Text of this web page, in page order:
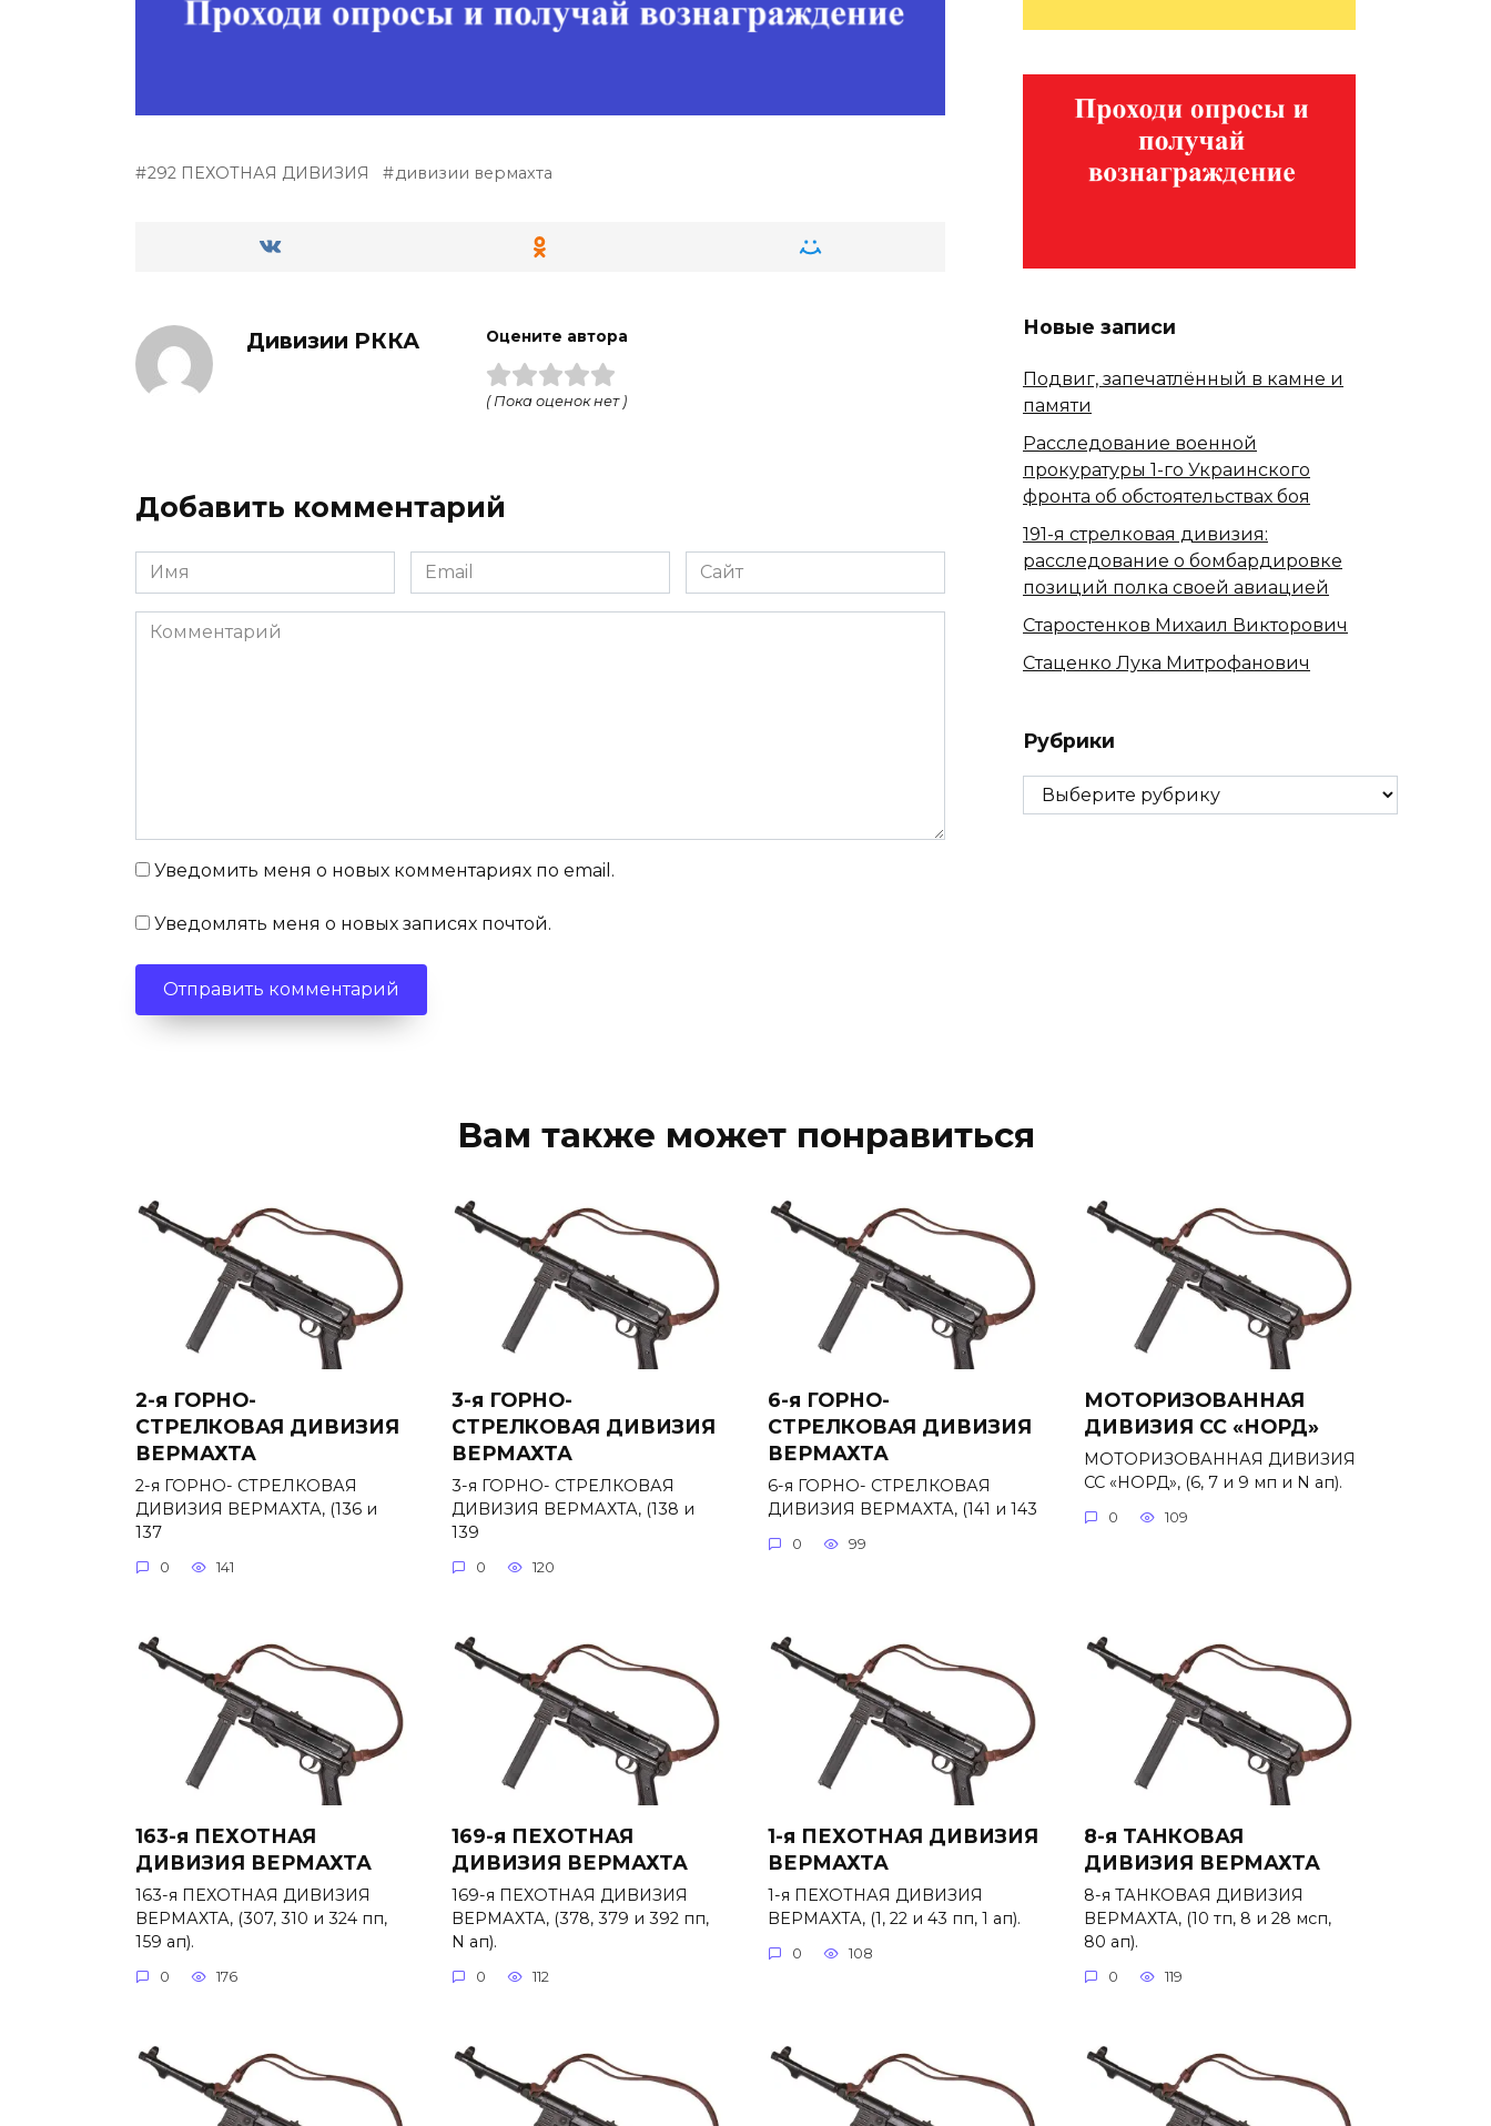
292 ПЕХОТНАЯ ДИВИЗИЯ дивизии вермахта
Дивизии РККА Оцените автора
( Пока оценок нет )
Добавить комментарий
Имя Email Сайт
Комментарий
Уведомить меня о новых комментариях по email.
Уведомлять меня о новых записях почтой.
Новые записи
Подвиг, запечатлённый в камне и
памяти
Расследование военной
прокуратуры 1-го Украинского
фронта об обстоятельствах боя
191-я стрелковая дивизия:
расследование о бомбардировке
позиций полка своей авиацией
Старостенков Михаил Викторович
Стаценко Лука Митрофанович
Рубрики
Рубрики
Вам также может понравиться
2-я ГОРНО-
СТРЕЛКОВАЯ ДИВИЗИЯ
ВЕРМАХТА
2-я ГОРНО- СТРЕЛКОВАЯ
ДИВИЗИЯ ВЕРМАХТА, (136 и
137
0 141
3-я ГОРНО-
СТРЕЛКОВАЯ ДИВИЗИЯ
ВЕРМАХТА
3-я ГОРНО- СТРЕЛКОВАЯ
ДИВИЗИЯ ВЕРМАХТА, (138 и
139
0 120
6-я ГОРНО-
СТРЕЛКОВАЯ ДИВИЗИЯ
ВЕРМАХТА
6-я ГОРНО- СТРЕЛКОВАЯ
ДИВИЗИЯ ВЕРМАХТА, (141 и 143
0 99
МОТОРИЗОВАННАЯ
ДИВИЗИЯ СС «НОРД»
МОТОРИЗОВАННАЯ ДИВИЗИЯ
СС «НОРД», (6, 7 и 9 мп и N ап).
0 109
163-я ПЕХОТНАЯ
ДИВИЗИЯ ВЕРМАХТА
163-я ПЕХОТНАЯ ДИВИЗИЯ
ВЕРМАХТА, (307, 310 и 324 пп,
159 ап).
0 176
169-я ПЕХОТНАЯ
ДИВИЗИЯ ВЕРМАХТА
169-я ПЕХОТНАЯ ДИВИЗИЯ
ВЕРМАХТА, (378, 379 и 392 пп,
N ап).
0 112
1-я ПЕХОТНАЯ ДИВИЗИЯ
ВЕРМАХТА
1-я ПЕХОТНАЯ ДИВИЗИЯ
ВЕРМАХТА, (1, 22 и 43 пп, 1 ап).
0 108
8-я ТАНКОВАЯ
ДИВИЗИЯ ВЕРМАХТА
8-я ТАНКОВАЯ ДИВИЗИЯ
ВЕРМАХТА, (10 тп, 8 и 28 мсп,
80 ап).
0 119